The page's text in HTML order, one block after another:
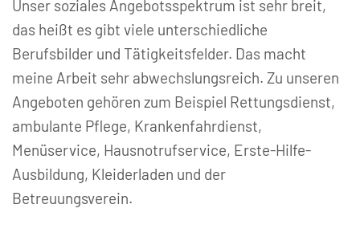
Unser soziales Angebotsspektrum ist sehr breit,
das heißt es gibt viele unterschiedliche
Berufsbilder und Tätigkeitsfelder. Das macht
meine Arbeit sehr abwechslungsreich. Zu unseren
Angeboten gehören zum Beispiel Rettungsdienst,
ambulante Pflege, Krankenfahrdienst,
Menüservice, Hausnotrufservice, Erste-Hilfe-
Ausbildung, Kleiderladen und der
Betreuungsverein.